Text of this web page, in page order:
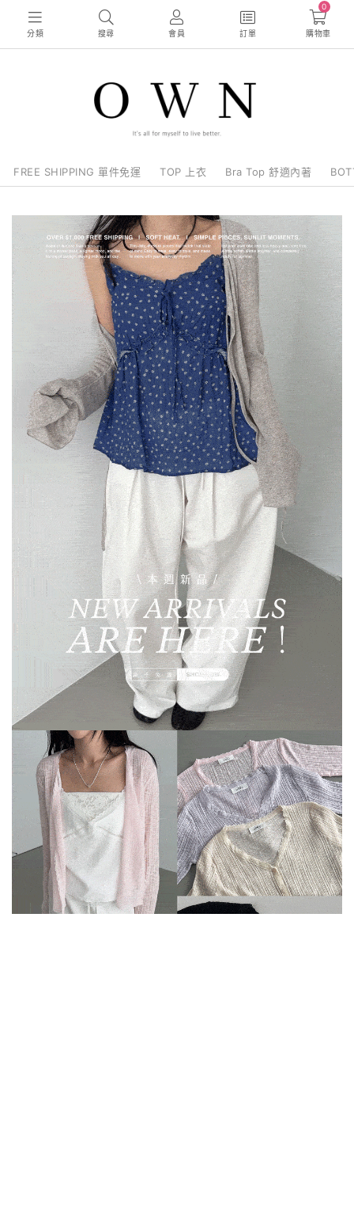
分類 搜尋 會員 訂單
0
購物車
FREE SHIPPING 單件免運 TOP 上衣 Bra Top 舒適內著